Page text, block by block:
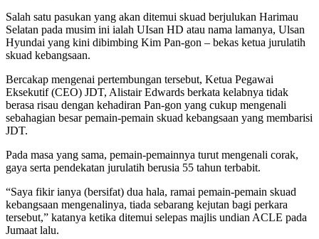
Salah satu pasukan yang akan ditemui skuad berjulukan Harimau
Selatan pada musim ini ialah UIsan HD atau nama lamanya, Ulsan
Hyundai yang kini dibimbing Kim Pan-gon – bekas ketua jurulatih
skuad kebangsaan.
Bercakap mengenai pertembungan tersebut, Ketua Pegawai
Eksekutif (CEO) JDT, Alistair Edwards berkata kelabnya tidak
berasa risau dengan kehadiran Pan-gon yang cukup mengenali
sebahagian besar pemain-pemain skuad kebangsaan yang membarisi
JDT.
Pada masa yang sama, pemain-pemainnya turut mengenali corak,
gaya serta pendekatan jurulatih berusia 55 tahun terbabit.
“Saya fikir ianya (bersifat) dua hala, ramai pemain-pemain skuad
kebangsaan mengenalinya, tiada sebarang kejutan bagi perkara
tersebut,” katanya ketika ditemui selepas majlis undian ACLE pada
Jumaat lalu.